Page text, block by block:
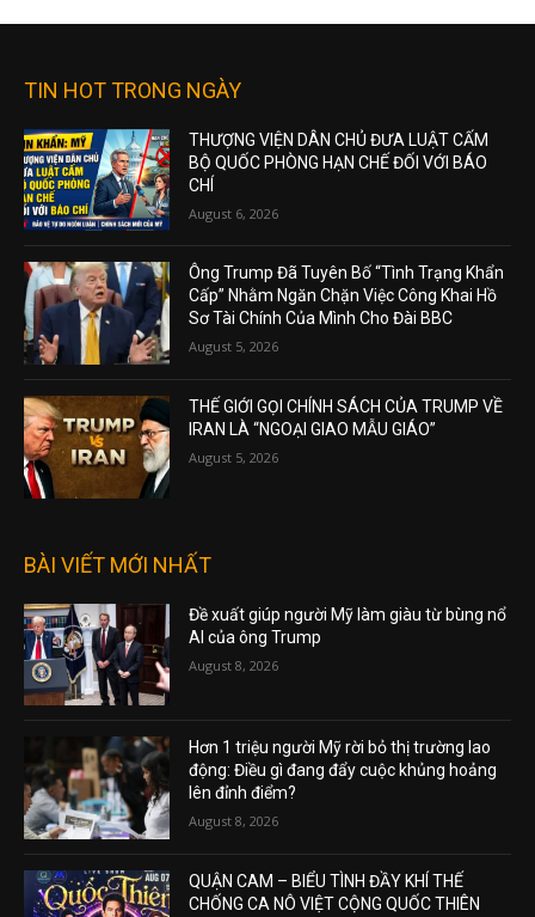
TIN HOT TRONG NGÀY
THƯỢNG VIỆN DÂN CHỦ ĐƯA LUẬT CẤM
BỘ QUỐC PHÒNG HẠN CHẾ ĐỐI VỚI BÁO
CHÍ
August 6, 2026
Ông Trump Đã Tuyên Bố “Tình Trạng Khẩn
Cấp” Nhằm Ngăn Chặn Việc Công Khai Hồ
Sơ Tài Chính Của Mình Cho Đài BBC
August 5, 2026
THẾ GIỚI GỌI CHÍNH SÁCH CỦA TRUMP VỀ
IRAN LÀ “NGOẠI GIAO MẪU GIÁO”
August 5, 2026
BÀI VIẾT MỚI NHẤT
Đề xuất giúp người Mỹ làm giàu từ bùng nổ
AI của ông Trump
August 8, 2026
Hơn 1 triệu người Mỹ rời bỏ thị trường lao
động: Điều gì đang đẩy cuộc khủng hoảng
lên đỉnh điểm?
August 8, 2026
QUẬN CAM – BIỂU TÌNH ĐẦY KHÍ THẾ
CHỐNG CA NÔ VIỆT CỘNG QUỐC THIÊN